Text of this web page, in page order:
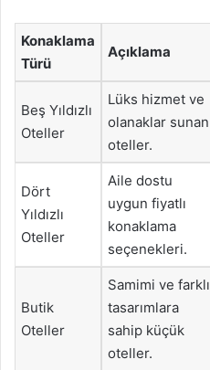
Konaklama
Türü
Açıklama
Beş Yıldızlı
Oteller
Lüks hizmet ve
olanaklar sunan
oteller.
Dört
Yıldızlı
Oteller
Aile dostu
uygun fiyatlı
konaklama
seçenekleri.
Butik
Oteller
Samimi ve farklı
tasarımlara
sahip küçük
oteller.